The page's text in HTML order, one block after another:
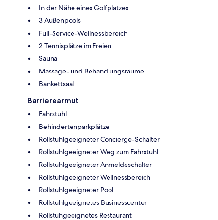
In der Nähe eines Golfplatzes
3 Außenpools
Full-Service-Wellnessbereich
2 Tennisplätze im Freien
Sauna
Massage- und Behandlungsräume
Bankettsaal
Barrierearmut
Fahrstuhl
Behindertenparkplätze
Rollstuhlgeeigneter Concierge-Schalter
Rollstuhlgeeigneter Weg zum Fahrstuhl
Rollstuhlgeeigneter Anmeldeschalter
Rollstuhlgeeigneter Wellnessbereich
Rollstuhlgeeigneter Pool
Rollstuhlgeeignetes Businesscenter
Rollstuhgeeignetes Restaurant